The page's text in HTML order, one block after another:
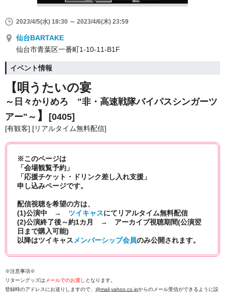
2023/4/5(水) 18:30 ～ 2023/4/6(木) 23:59
仙台BARTAKE
仙台市青葉区一番町1-10-11-B1F
イベント情報
【唄うたいの宴
～日々かりめろ "非・高速戦隊バイパスシンガーツ
アー"～ 】 [0405]
[有観客] [リアルタイム無料配信]
※このページは
「会場観覧予約」
「応援チケット・ドリンク差し入れ支援」
申し込みページです。
配信視聴を希望の方は、
(1)公演中 → ツイキャスにて リアルタイム無料配信
(2)公演終了後～約1カ月 → アーカイブ視聴期間(公演翌
日まで購入可能)
以降はツイキャス メンバーシップ会員のみ公開されます。
※注意事項※
リターングッズは メールでのお渡し となります。
登録時のアドレスにお送りしますので、 @mail.yahoo.co.jpからのメール受信ができるように設